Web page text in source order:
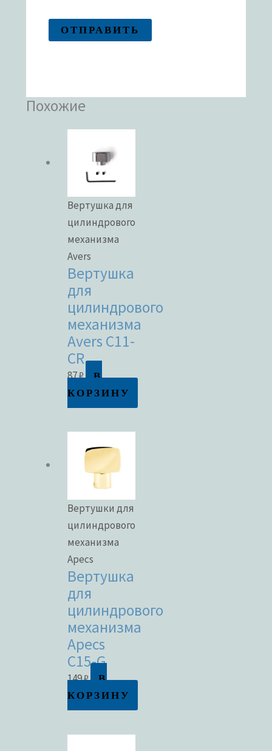
Похожие
Вертушка для
цилиндрового
механизма
Avers
Вертушка
для
цилиндрового
механизма
Avers C11-
CR
87₽
В
КОРЗИНУ
Вертушки для
цилиндрового
механизма
Apecs
Вертушка
для
цилиндрового
механизма
Apecs
C15-G
149₽
В
КОРЗИНУ